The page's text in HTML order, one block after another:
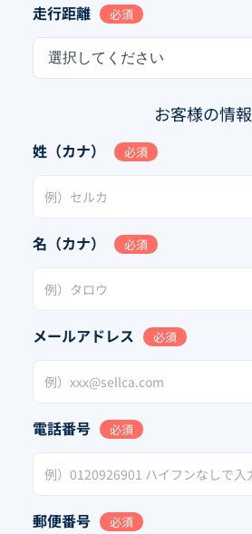
走行距離 必須
選択してください
お客様の情報
姓（カナ） 必須
名（カナ） 必須
メールアドレス 必須
電話番号 必須
郵便番号 必須